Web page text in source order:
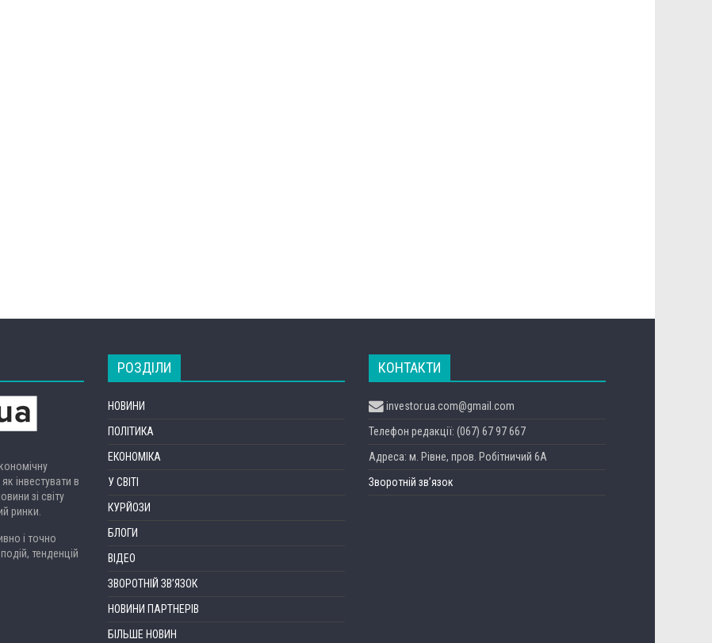
інвестувати в
зі світу
ринки.
і точно
тенденцій
РОЗДІЛИ
НОВИНИ
ПОЛІТИКА
ЕКОНОМІКА
У СВІТІ
КУРЙОЗИ
БЛОГИ
ВІДЕО
ЗВОРОТНІЙ ЗВ’ЯЗОК
НОВИНИ ПАРТНЕРІВ
БІЛЬШЕ НОВИН
КОНТАКТИ
investor.ua.com@gmail.com
Телефон редакції: (067) 67 97 667
Адреса: м. Рівне, пров. Робітничий 6А
Зворотній зв’язок